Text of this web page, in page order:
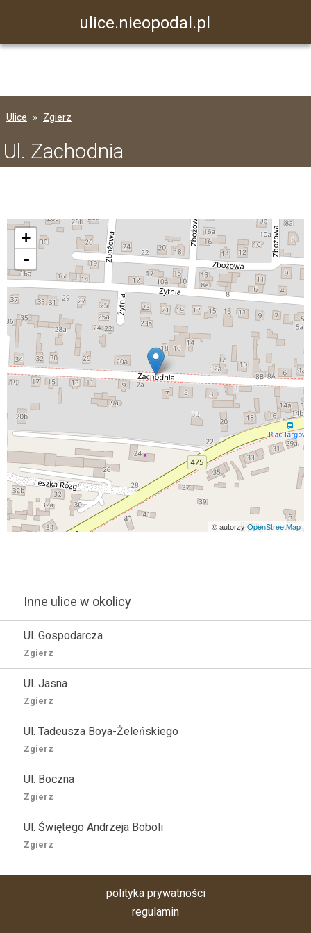
ulice.nieopodal.pl
Ulice Zgierz
Ul. Zachodnia
+
-
© autorzyOpenStreetMap
Inne ulice w okolicy
Ul. Gospodarcza
Zgierz
Ul. Jasna
Zgierz
Ul. Tadeusza Boya-Żeleńskiego
Zgierz
Ul. Boczna
Zgierz
Ul. Świętego Andrzeja Boboli
Zgierz
polityka prywatności
regulamin